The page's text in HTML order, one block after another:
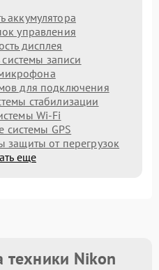
аккумулятора
управления
дисплея
записи
для подключения
стабилизации
Wi-Fi
GPS
защиты от перегрузок
еще
Nikon